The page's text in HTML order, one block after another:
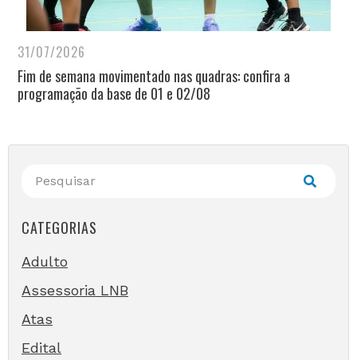
31/07/2026
Fim de semana movimentado nas quadras: confira a
programação da base de 01 e 02/08
CATEGORIAS
Adulto
Assessoria LNB
Atas
Edital